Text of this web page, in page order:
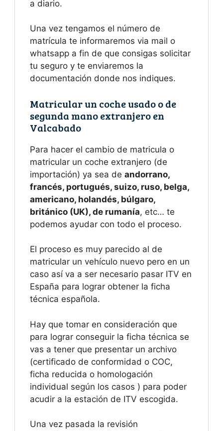
a diario.
Una vez tengamos el número de
matrícula te informaremos via mail o
whatsapp a fin de que consigas solicitar
tu seguro y te enviaremos la
documentación donde nos indiques.
Matricular un coche usado o de
segunda mano extranjero en
Valcabado
Para hacer el cambio de matricula o
matricular un coche extranjero (de
importación) ya sea de andorrano,
francés, portugués, suizo, ruso, belga,
americano, holandés, búlgaro,
británico (UK), de rumanía, etc… te
podemos ayudar con todo el proceso.
El proceso es muy parecido al de
matricular un vehículo nuevo pero en un
caso así va a ser necesario pasar ITV en
España para lograr obtener la ficha
técnica española.
Hay que tomar en consideración que
para lograr conseguir la ficha técnica se
vas a tener que presentar un archivo
(certificado de conformidad o COC,
ficha reducida o homologación
individual según los casos ) para poder
acudir a la estación de ITV escogida.
Una vez pasada la revisión